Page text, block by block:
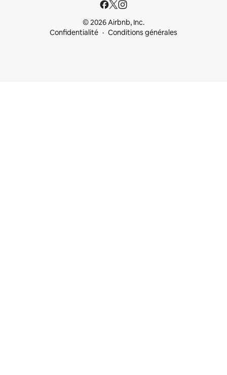
© 2026 Airbnb, Inc.
Confidentialité
Conditions générales